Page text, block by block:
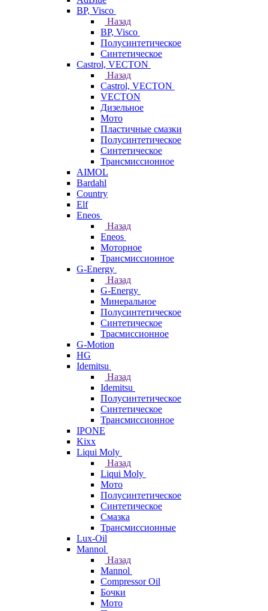
BP, Visco
Назад
BP, Visco
Полусинтетическое
Синтетическое
Castrol, VECTON
Назад
Castrol, VECTON
VECTON
Дизельное
Мото
Пластичные смазки
Полусинтетическое
Синтетическое
Трансмиссионное
AIMOL
Bardahl
Country
Elf
Eneos
Назад
Eneos
Моторное
Трансмиссионное
G-Energy
Назад
G-Energy
Минеральное
Полусинтетическое
Синтетическое
Трасмиссионное
G-Motion
HG
Idemitsu
Назад
Idemitsu
Полусинтетическое
Синтетическое
Трансмиссионное
IPONE
Kixx
Liqui Moly
Назад
Liqui Moly
Мото
Полусинтетическое
Синтетическое
Смазка
Трансмиссионные
Lux-Oil
Mannol
Назад
Mannol
Compressor Oil
Бочки
Мото